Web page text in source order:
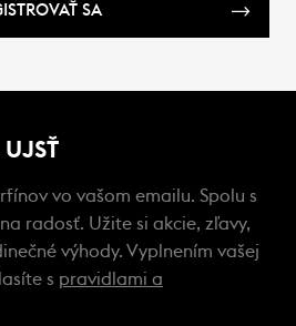
SA
UJSŤ
vo vašom emailu. Spolu s
radosť. Užite si akcie, zľavy,
výhody. Vyplnením vašej
s pravidlami a